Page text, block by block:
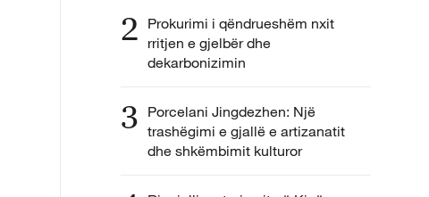
2 Prokurimi i qëndrueshëm nxit
rritjen e gjelbër dhe
dekarbonizimin
3 Porcelani Jingdezhen: Një
trashëgimi e gjallë e artizanatit
dhe shkëmbimit kulturor